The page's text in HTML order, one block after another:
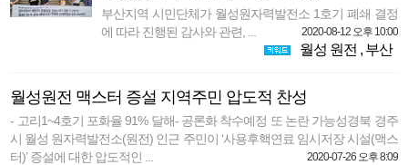
부산지역 시민단체가 월성원자력발전소 1호기 폐쇄 결정
에 따라 진행된 감사와 관련, ...
2020-08-12 오후 10:00
월성 원전 , 부산
월성원전 맥스터 증설 지역주민 압도적 찬성
- 고리1~4호기 포화율 91% 달해- 공론화 착수예정 또 논란 가능성경북 경주
시 월성 원자력발전소(원전) 인근 주민이 ‘사용후핵연료 임시저장 시설(맥스
터)’ 증설에 대한 압도적인 ...
2020-07-26 오후 8:09